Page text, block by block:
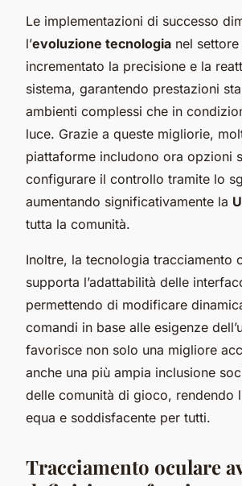
Le implementazioni di successo
l’evoluzione tecnologia nel
incrementato la precisione e la
sistema, garantendo prestazioni
ambienti complessi che in
luce. Grazie a queste migliorie,
piattaforme includono ora opzioni
configurare il controllo tramite lo
aumentando significativamente la
tutta la comunità.
Inoltre, la tecnologia tracciamento
supporta l’adattabilità delle
permettendo di modificare
comandi in base alle esigenze
favorisce non solo una migliore
anche una più ampia inclusione
delle comunità di gioco, rendendo
equa e soddisfacente per tutti.
Tracciamento oculare